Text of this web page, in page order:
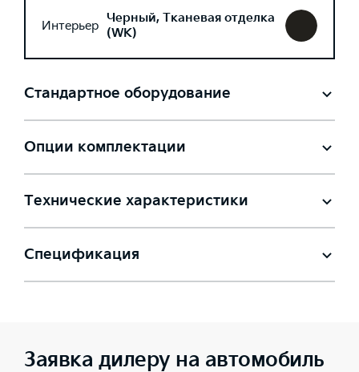
Интерьер Черный, Тканевая отделка
(WK)
Стандартное оборудование
Опции комплектации
Технические характеристики
Спецификация
Заявка дилеру на автомобиль